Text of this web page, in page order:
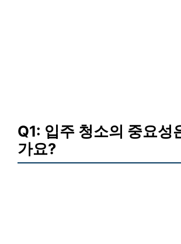
Q1: 입주 청소의 중요성
가요?